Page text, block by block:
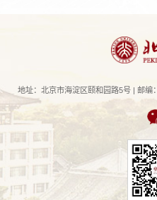
地址：北京市海淀区颐和园路5号 | 邮